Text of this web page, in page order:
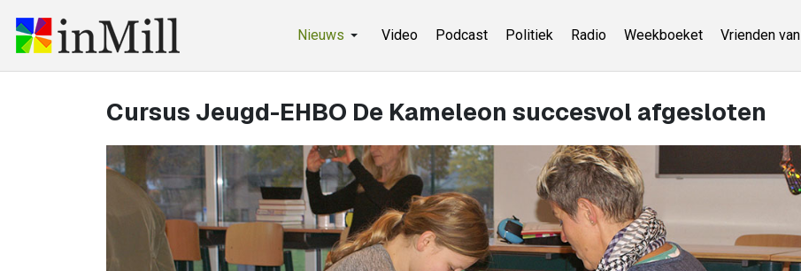
Nieuws Video Podcast Politiek Radio Weekboeket Vrienden van
Cursus Jeugd-EHBO De Kameleon succesvol afgesloten